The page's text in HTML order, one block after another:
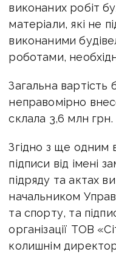
виконаних робіт
матеріали, які не
виконаними
роботами,
Загальна вартість
неправомірно
склала 3,6 млн грн.
Згідно з ще одним
підписи від імені
підряду та актах
начальником
та спорту, та
організації ТОВ
колишнім